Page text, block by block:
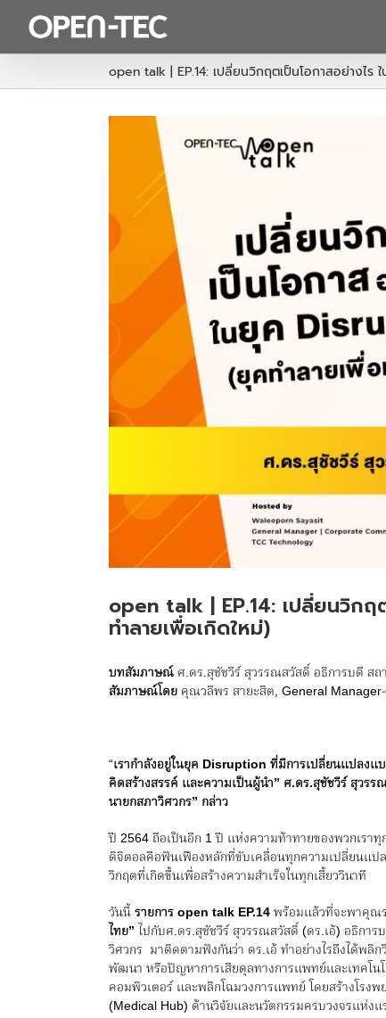
open talk | EP.14: เปลี่ยนวิกฤตเป็นโอกาสอย่างไร
open talk | EP.14: เปลี่ยนวิก
ทำลายเพื่อเกิดใหม่)
บทสัมภาษณ์ ศ.ดร.สุชัชวีร์ สุวรรณสวัสดิ์ อธิการบดี ส
สัมภาษณ์โดย คุณวลีพร สายะสิต, General
“เรากำลังอยู่ในยุค Disruption ที่มีการเปลี่ยนแปลงแ
คิดสร้างสรรค์ และความเป็นผู้นำ” ศ.ดร.สุชัชวีร์ สุวรร
นายกสภาวิศวกร” กล่าว
ปี 2564 ถือเป็นอีก 1 ปี แห่งความท้าทายของพวกเราทุ
ดิจิตอลคือฟันเฟืองหลักที่ขับเคลื่อนทุกความเปลี่ยนแป
วิกฤตที่เกิดขึ้นเพื่อสร้างความสำเร็จในทุกเสี้ยววินาที
วันนี้รายการopen talk EP.14พร้อมแล้วที่จะพาคุณร่
ไทย” ไปกับศ.ดร.สุชัชวีร์ สุวรรณสวัสดิ์ (ดร.เอ้) อธิกา
วิศวกร มาติดตามฟังกันว่า ดร.เอ้ ทำอย่างไรถึงได้พลิ
พัฒนา หรือปัญหาการเสียดุลทางการแพทย์และเทคโน
คอมพิวเตอร์ และพลิกโฉมวงการแพทย์ โดยสร้างโรง
(Medical Hub) ด้านวิจัยและนวัตกรรมครบวงจรแห่งแ